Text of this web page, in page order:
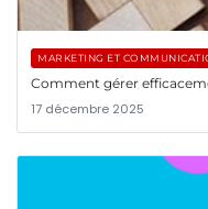
MARKETING ET
Comment gérer
17 décembre 2025